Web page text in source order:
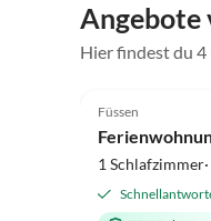
Angebote
Hier findest du 4
Füssen
1